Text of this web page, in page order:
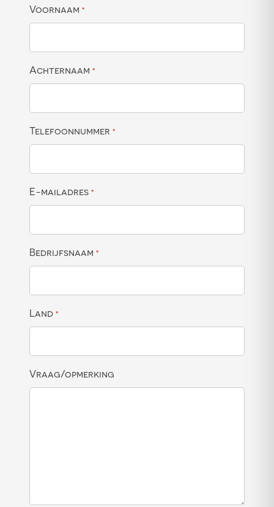
Voornaam *
Achternaam *
Telefoonnummer *
E-mailadres *
Bedrijfsnaam *
Land *
Vraag/opmerking